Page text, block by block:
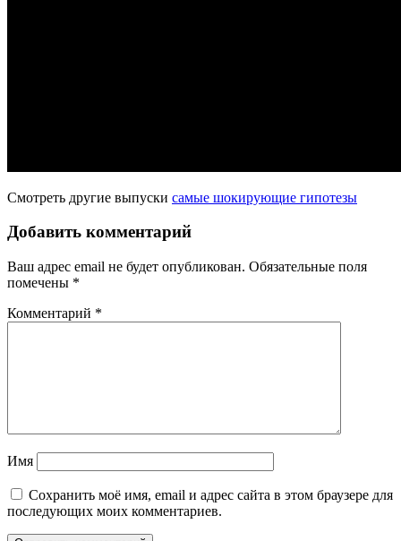
Смотреть другие выпуски самые шокирующие гипотезы
Добавить комментарий
Ваш адрес email не будет опубликован. Обязательные поля
помечены *
Комментарий *
Имя
Сохранить моё имя, email и адрес сайта в этом браузере для
последующих моих комментариев.